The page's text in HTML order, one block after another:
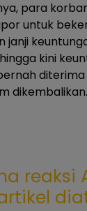
para
untuk
janji
kini
dikembalikan.
reaksi